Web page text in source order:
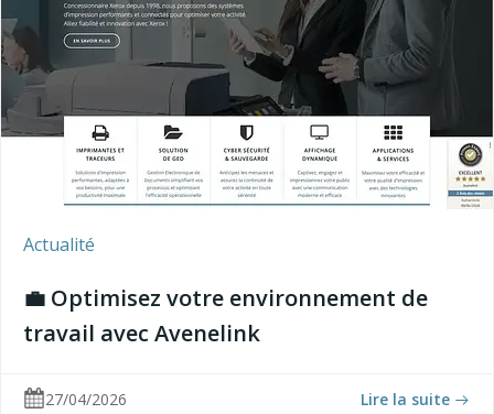
Actualité
💼 Optimisez votre environnement de
travail avec Avenelink
27/04/2026 Lire la suite